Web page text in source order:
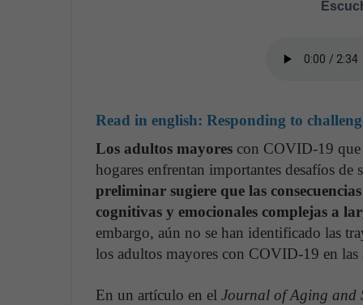
Read in english: Responding to
Los adultos mayores con COVID-19 que
hogares enfrentan importantes desafíos
preliminar sugiere que las
cognitivas y emocionales complejas a
embargo, aún no se han identificado las
los adultos mayores con COVID-19 en las
En un artículo en el Journal of Aging and